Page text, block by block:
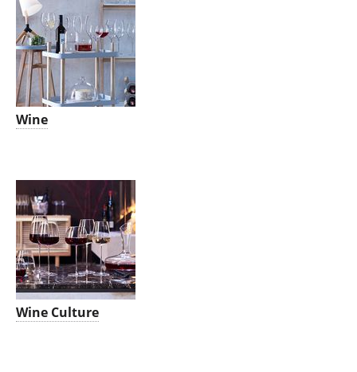
Wine
Wine Culture